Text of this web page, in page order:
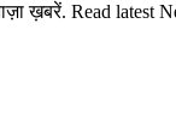
ख़बरें. Read latest